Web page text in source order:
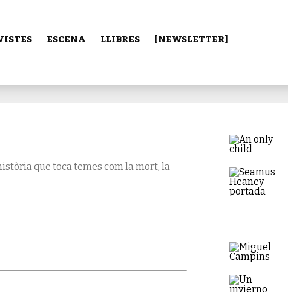
ESCENA LLIBRES [NEWSLETTER]
que toca temes com la mort, la